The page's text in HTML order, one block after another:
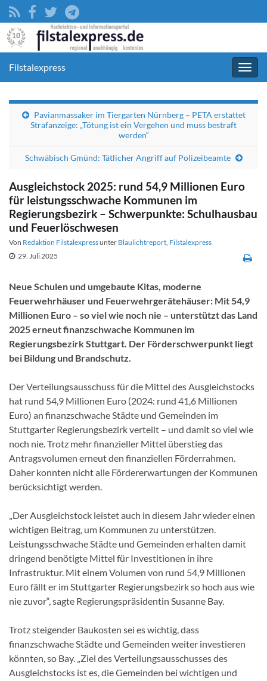
Filstalexpress
Pavianmassaker im Tiergarten Nürnberg – PETA erstattet
Strafanzeige: „Tötung ist ein Vergehen und muss bestraft
werden“
Schwäbisch Gmünd: Tätlicher Angriff auf Polizeibeamte
Ausgleichstock 2025: rund 54,9 Millionen Euro
für leistungsschwache Kommunen im
Regierungsbezirk – Schwerpunkte: Schulhausbau
und Feuerlöschwesen
Von Redaktion Filstalexpressunter Blaulichtreport, Filstalexpress
29. Juli 2025
Neue Schulen und umgebaute Kitas, moderne
Feuerwehrhäuser und Feuerwehrgerätehäuser: Mit 54,9
Millionen Euro – so viel wie noch nie – unterstützt das Land
2025 erneut finanzschwache Kommunen im
Regierungsbezirk Stuttgart. Der Förderschwerpunkt liegt
bei Bildung und Brandschutz.
Der Verteilungsausschuss für die Mittel des Ausgleichstocks
hat rund 54,9 Millionen Euro (2024: rund 41,6 Millionen
Euro) an finanzschwache Städte und Gemeinden im
Stuttgarter Regierungsbezirk verteilt – und damit so viel wie
noch nie. Trotz mehr finanzieller Mittel überstieg das
Antragsvolumen erneut den finanziellen Förderrahmen.
Daher konnten nicht alle Fördererwartungen der Kommunen
berücksichtigt werden.
„Der Ausgleichstock leistet auch in diesem Jahr wieder einen
wichtigen Beitrag, um Kommunen zu unterstützen.
Leistungsschwache Städte und Gemeinden erhalten damit
dringend benötigte Mittel für Investitionen in ihre
Infrastruktur. Mit einem Volumen von rund 54,9 Millionen
Euro fällt er im Stuttgarter Regierungsbezirk so hoch aus wie
nie zuvor“, sagte Regierungspräsidentin Susanne Bay.
Trotz steigender Baukosten sei es wichtig, dass
finanzschwache Städte und Gemeinden weiter investieren
könnten, so Bay. „Ziel des Verteilungsausschusses des
Ausgleichstocks ist es, die Gemeinden bei wichtigen und